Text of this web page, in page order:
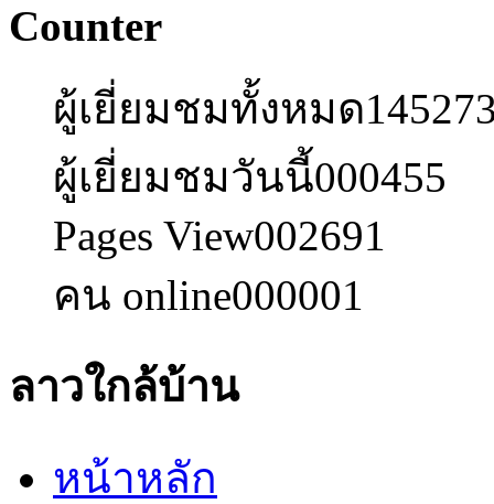
Counter
ผู้เยี่ยมชมทั้งหมด
ผู้เยี่ยมชมวันนี้000455
Pages View002691
คน online000001
ลาวใกล้บ้าน
หน้าหลัก